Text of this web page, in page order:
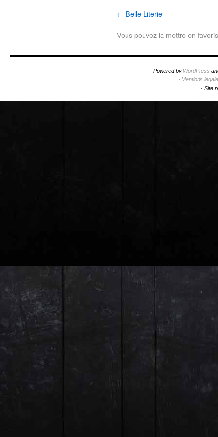
Belle Literie
Vous pouvez la mettre en
Powered by WordPress
·Mentions
·Site